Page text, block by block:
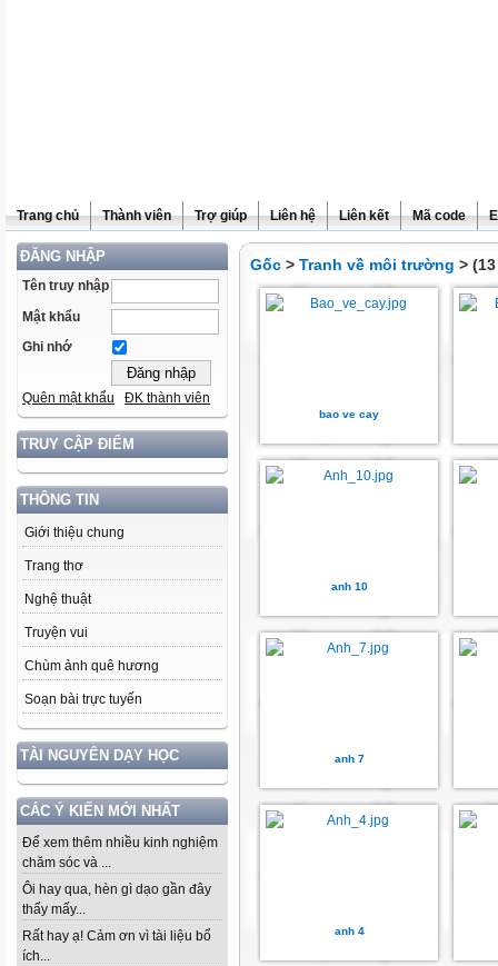
Trang chủ Thành viên Trợ giúp Liên hệ Liên kết Mã code
ĐĂNG NHẬP
Tên truy nhập
Mật khẩu
Ghi nhớ
Quên mật khẩu ĐK thành viên
TRUY CẬP ĐIỂM
THÔNG TIN
Giới thiệu chung
Trang thơ
Nghệ thuật
Truyện vui
Chùm ảnh quê hương
Soạn bài trực tuyến
TÀI NGUYÊN DẠY HỌC
CÁC Ý KIẾN MỚI NHẤT
Để xem thêm nhiều kinh nghiệm
chăm sóc và ...
Ôi hay qua, hèn gì dạo gần đây
thấy mấy...
Rất hay ạ! Cảm ơn vì tài liệu bổ
ích...
Gốc > Tranh về môi trường >
bao ve cay
anh 10
anh 7
anh 4